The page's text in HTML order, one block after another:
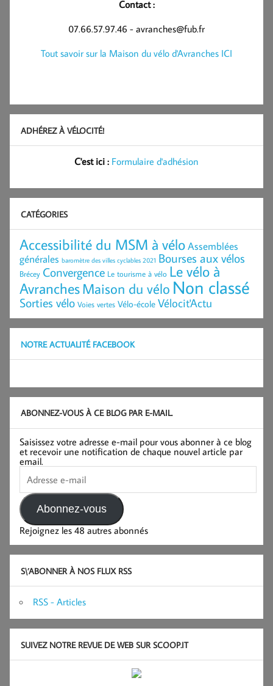
Contact :
07.66.57.97.46 - avranches@fub.fr
Tout savoir sur la Maison du vélo d'Avranches ICI
ADHÉREZ À VÉLOCITÉ!
C'est ici : Formulaire d'adhésion
CATÉGORIES
Accessibilité du MSM à véloAssemblées
générales baromètre des villes cyclables 2021 Bourses aux vélos
Brécey Convergence Le tourisme à vélo Le vélo à
AvranchesMaison du vélo Non classé
Sorties vélo Voies vertes Vélo-école Vélocit'Actu
NOTRE ACTUALITÉ FACEBOOK
ABONNEZ-VOUS À CE BLOG PAR E-MAIL.
Saisissez votre adresse e-mail pour vous abonner à ce blog
et recevoir une notification de chaque nouvel article par
email.
Adresse
e-
mail
Abonnez-vous
Rejoignez les 48 autres abonnés
S\’ABONNER À NOS FLUX RSS
RSS - Articles
SUIVEZ NOTRE REVUE DE WEB SUR SCOOP.IT